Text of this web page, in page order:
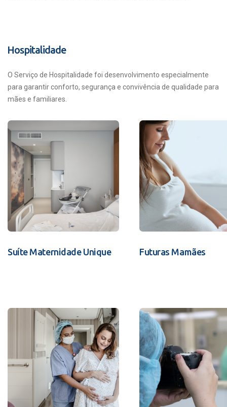
Hospitalidade
O Serviço de Hospitalidade foi desenvolvimento especialmente
para garantir conforto, segurança e convivência de qualidade para
mães e familiares.
Suíte Maternidade Unique Futuras Mamães